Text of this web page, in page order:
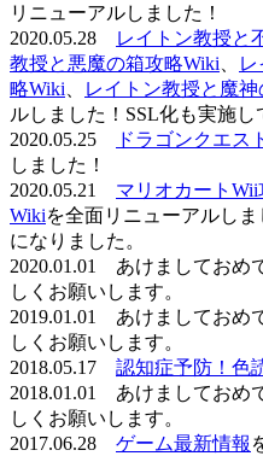
リニューアルしました！
2020.05.28
レイトン教授と
教授と悪魔の箱攻略Wiki
略Wiki
レイトン教授と魔
ルしました！SSL化も実施し
2020.05.25
ドラゴンクエス
しました！
2020.05.21 マリオカートWii
Wikiを全面リニューアルし
になりました。
2020.01.01 あけましておめ
しくお願いします。
2019.01.01 あけましておめ
しくお願いします。
2018.05.17 認知症予防！色
2018.01.01 あけましておめ
しくお願いします。
2017.06.28 ゲーム最新情報